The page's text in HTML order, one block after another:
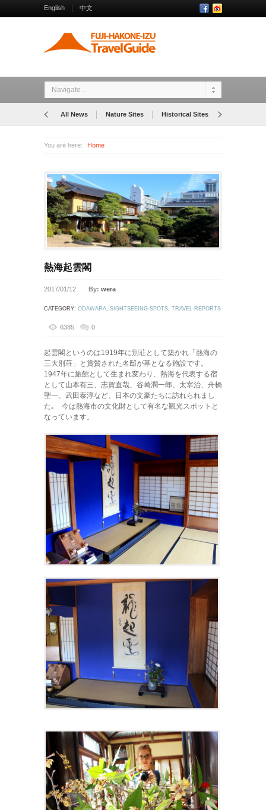
English 中文
Navigate...
All News Nature Sites Historical Sites
You are here: Home
熱海起雲閣
2017/01/12 By: wera
CATEGORY: ODAWARA, SIGHTSEEING-SPOTS, TRAVEL-REPORTS
6385 0
起雲閣というのは1919年に別荘として築かれ「熱海の
三大別荘」と賞賛された名邸が基となる施設です。
1947年に旅館として生まれ変わり、熱海を代表する宿
として山本有三、志賀直哉、谷崎潤一郎、太宰治、舟橋
聖一、武田泰淳など、日本の文豪たちに訪れられまし
た｡ 今は熱海市の文化財として有名な観光スポットと
なっています。